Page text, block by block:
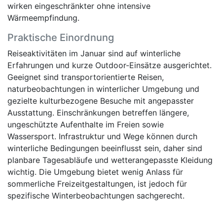
wirken eingeschränkter ohne intensive
Wärmeempfindung.
Praktische Einordnung
Reiseaktivitäten im Januar sind auf winterliche
Erfahrungen und kurze Outdoor-Einsätze ausgerichtet.
Geeignet sind transportorientierte Reisen,
naturbeobachtungen in winterlicher Umgebung und
gezielte kulturbezogene Besuche mit angepasster
Ausstattung. Einschränkungen betreffen längere,
ungeschützte Aufenthalte im Freien sowie
Wassersport. Infrastruktur und Wege können durch
winterliche Bedingungen beeinflusst sein, daher sind
planbare Tagesabläufe und wetterangepasste Kleidung
wichtig. Die Umgebung bietet wenig Anlass für
sommerliche Freizeitgestaltungen, ist jedoch für
spezifische Winterbeobachtungen sachgerecht.